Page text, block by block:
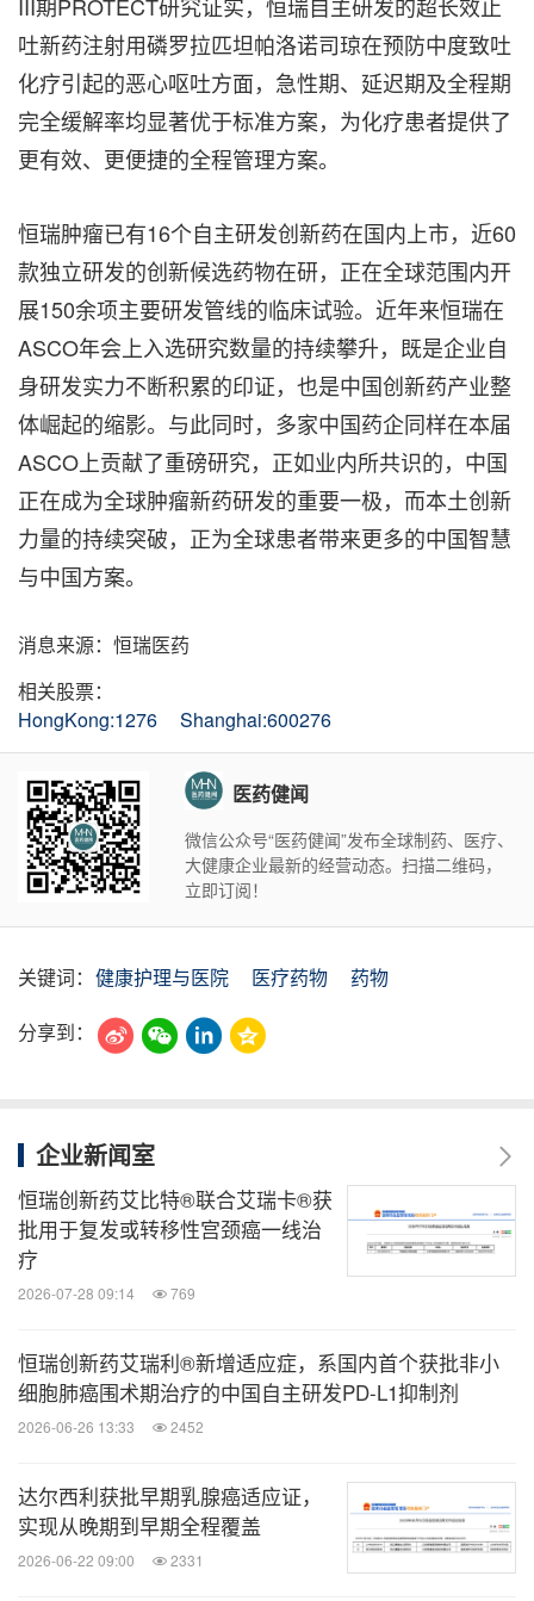
吐新药注射用磷罗拉匹坦帕洛诺司琼在预防中度致吐
化疗引起的恶心呕吐方面，急性期、延迟期及全程期
完全缓解率均显著优于标准方案，为化疗患者提供了
更有效、更便捷的全程管理方案。
恒瑞肿瘤已有16个自主研发创新药在国内上市，近60
款独立研发的创新候选药物在研，正在全球范围内开
展150余项主要研发管线的临床试验。近年来恒瑞在
ASCO年会上入选研究数量的持续攀升，既是企业自
身研发实力不断积累的印证，也是中国创新药产业整
体崛起的缩影。与此同时，多家中国药企同样在本届
ASCO上贡献了重磅研究，正如业内所共识的，中国
正在成为全球肿瘤新药研发的重要一极，而本土创新
力量的持续突破，正为全球患者带来更多的中国智慧
与中国方案。
消息来源：恒瑞医药
相关股票：
HongKong:1276
Shanghai:600276
医药健闻
微信公众号“医药健闻”发布全球制药、医疗、
大健康企业最新的经营动态。扫描二维码，
立即订阅！
关键词： 健康护理与医院 医疗药物
药物
分享到：
企业新闻室
恒瑞创新药艾比特®联合艾瑞卡®获
批用于复发或转移性宫颈癌一线治
疗
2026-07-28 09:14 769
恒瑞创新药艾瑞利®新增适应症，系国内首个获批非小
细胞肺癌围术期治疗的中国自主研发PD-L1抑制剂
2026-06-26 13:33 2452
达尔西利获批早期乳腺癌适应证，
实现从晚期到早期全程覆盖
2026-06-22 09:00 2331